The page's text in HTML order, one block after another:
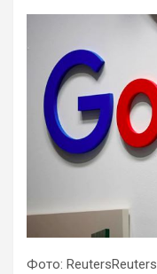
Фото: ReutersReuters